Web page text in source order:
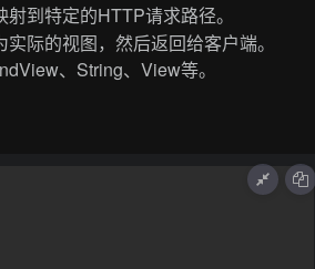
射到特定的HTTP请求路径。
际的视图，然后返回给客户端。
、String、View等。